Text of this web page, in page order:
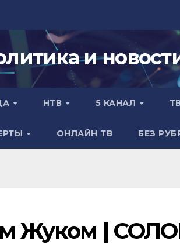
и
НТВ 5 КАНАЛ
ОНЛАЙН ТВ БЕЗ
Жуком |